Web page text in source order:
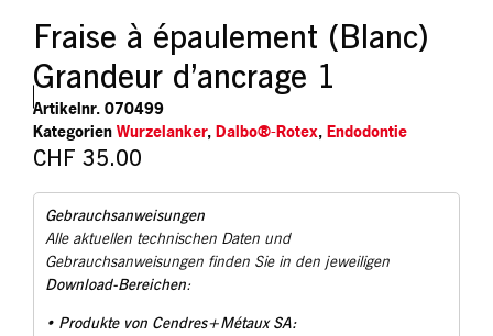
Fraise à épaulement (Blanc)
Grandeur d’ancrage 1
Artikelnr. 070499
Kategorien Wurzelanker, Dalbo®-Rotex, Endodontie
CHF 35.00
Gebrauchsanweisungen
Alle aktuellen technischen Daten und
Gebrauchsanweisungen finden Sie in den jeweiligen
Download-Bereichen:
• Produkte von Cendres+Métaux SA: